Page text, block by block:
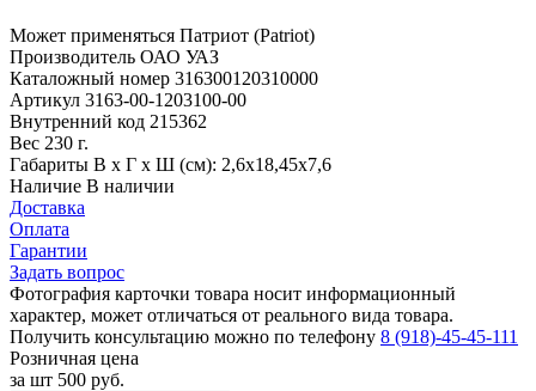
Может применяться Патриот (Patriot)
Производитель ОАО УАЗ
Каталожный номер 316300120310000
Артикул 3163-00-1203100-00
Внутренний код 215362
Вес 230 г.
Габариты В х Г х Ш (см): 2,6х18,45х7,6
Наличие В наличии
Доставка
Оплата
Гарантии
Задать вопрос
Фотография карточки товара носит информационный
характер, может отличаться от реального вида товара.
Получить консультацию можно по телефону 8 (918)-45-45-111
Розничная цена
за шт 500 руб.